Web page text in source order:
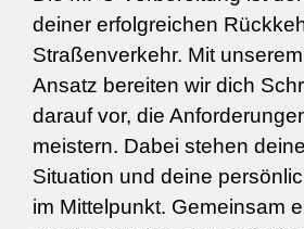
deiner erfolgreichen
Straßenverkehr. Mit
Ansatz bereiten wir dich
darauf vor, die
meistern. Dabei stehen
Situation und deine
im Mittelpunkt. Gemeinsam